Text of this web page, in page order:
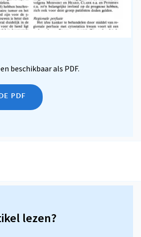
beschikbaar als PDF.
PDF
lezen?